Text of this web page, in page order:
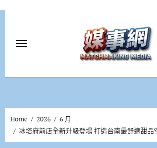
Home 2026
6 月
冰塔府前店全新升級登場 打造台南最舒適甜品